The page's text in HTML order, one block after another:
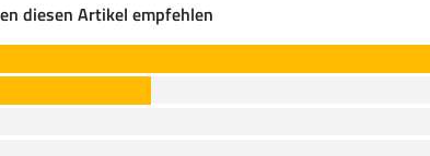
diesen Artikel empfehlen